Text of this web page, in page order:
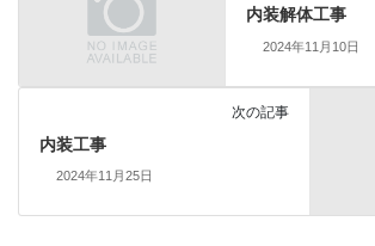
内装解体工事
2024年11月10日
次の記事
内装工事
2024年11月25日